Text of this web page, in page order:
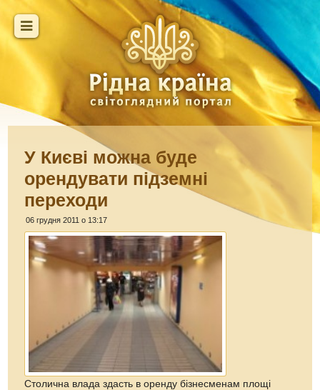
У Києві можна буде
орендувати підземні
переходи
06 грудня 2011 о 13:17
Столична влада здасть в оренду бізнесменам площі